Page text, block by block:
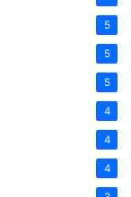
5
5
5
4
4
4